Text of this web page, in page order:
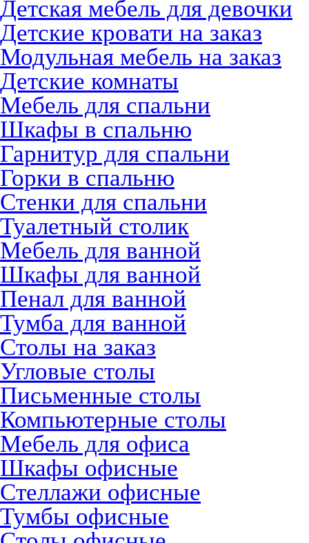
Детская мебель для девочки
Детские кровати на заказ
Модульная мебель на заказ
Детские комнаты
Мебель для спальни
Шкафы в спальню
Гарнитур для спальни
Горки в спальню
Стенки для спальни
Туалетный столик
Мебель для ванной
Шкафы для ванной
Пенал для ванной
Тумба для ванной
Столы на заказ
Угловые столы
Письменные столы
Компьютерные столы
Мебель для офиса
Шкафы офисные
Стеллажи офисные
Тумбы офисные